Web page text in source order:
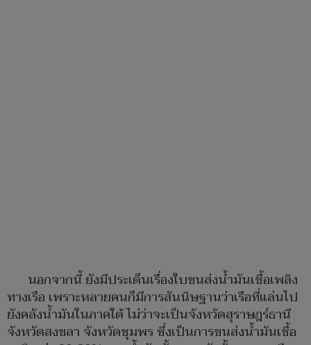
นอกจากนี้ ยังมีประเด็นเรื่องใบขนส่งน้ำมันเชื้อเพลิง
ทางเรือ เพราะหลายคนก็มีการสันนิษฐานว่าเรือที่แล่นไป
ยังคลังน้ำมันในภาคใต้ ไม่ว่าจะเป็นจังหวัดสุราษฎร์ธานี
จังหวัดสงขลา จังหวัดชุมพร ซึ่งเป็นการขนส่งน้ำมันเชื้อ